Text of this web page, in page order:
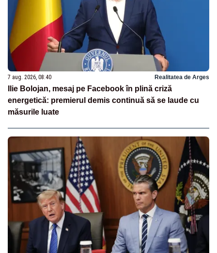
7 aug. 2026, 08:40 Realitatea de Arges
Ilie Bolojan, mesaj pe Facebook în plină criză
energetică: premierul demis continuă să se laude cu
măsurile luate